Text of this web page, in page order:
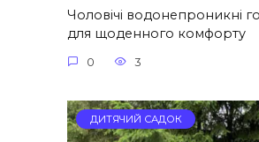
Чоловічі водонепроникні
для щоденного комфорту
0 3
ДИТЯЧИЙ САДОК